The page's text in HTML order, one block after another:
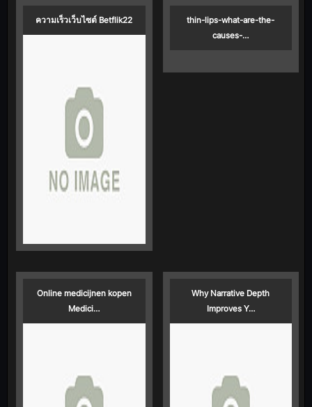
ความเร็วเว็บไซต์ Betflik22
thin-lips-what-are-the-
causes-…
Online medicijnen kopen
Medici…
Why Narrative Depth
Improves Y…